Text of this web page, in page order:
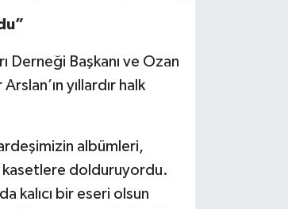
Derneği Başkanı ve Ozan
yıllardır halk
albümleri,
kasetlere dolduruyordu.
kalıcı bir eseri olsun